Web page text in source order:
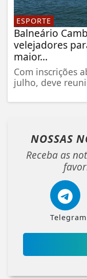
ESPORTE
Balneário
velejadores
maior...
Com inscrições
julho, deve
NOSSAS
Receba as
Telegram